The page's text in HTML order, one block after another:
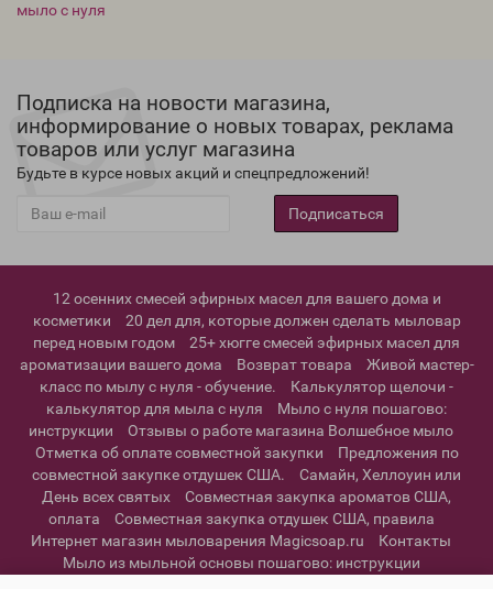
мыло с нуля
Подписка на новости магазина,
информирование о новых товарах, реклама
товаров или услуг магазина
Будьте в курсе новых акций и спецпредложений!
Подписаться
12 осенних смесей эфирных масел для вашего дома и
косметики
20 дел для, которые должен сделать мыловар
перед новым годом
25+ хюгге смесей эфирных масел для
ароматизации вашего дома
Возврат товара
Живой мастер-
класс по мылу с нуля - обучение.
Калькулятор щелочи -
калькулятор для мыла с нуля
Мыло с нуля пошагово:
инструкции
Отзывы о работе магазина Волшебное мыло
Отметка об оплате совместной закупки
Предложения по
совместной закупке отдушек США.
Самайн, Хеллоуин или
День всех святых
Совместная закупка ароматов США,
оплата
Совместная закупка отдушек США, правила
Интернет магазин мыловарения Magicsoap.ru
Контакты
Мыло из мыльной основы пошагово: инструкции